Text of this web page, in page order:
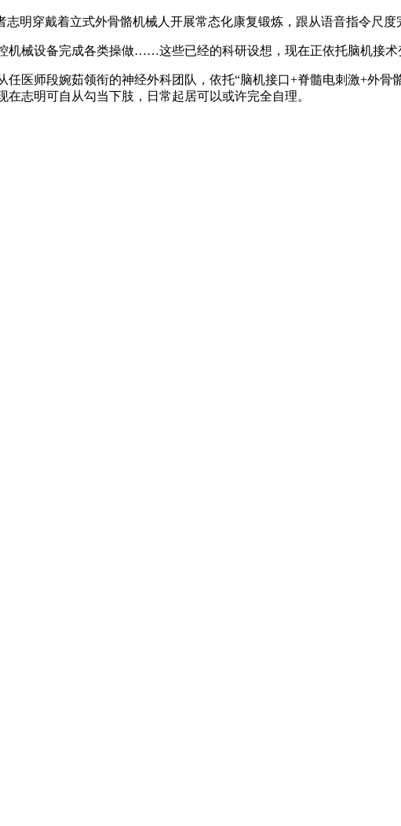
穿戴着立式外骨骼机械人开展常态化康复锻炼，跟从语音指令尺度
械设备完成各类操做……这些已经的科研设想，现在正依托脑机接术
师段婉茹领衔的神经外科团队，依托“脑机接口+脊髓电刺激+外骨
志明可自从勾当下肢，日常起居可以或许完全自理。